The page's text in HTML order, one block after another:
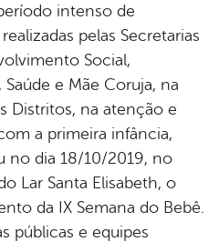
intenso de
pelas Secretarias
Social,
Saúde e Mãe Coruja, na
Distritos, na atenção e
a primeira infância,
no dia 18/10/2019, no
Lar Santa Elisabeth, o
da IX Semana do Bebê.
públicas e equipes